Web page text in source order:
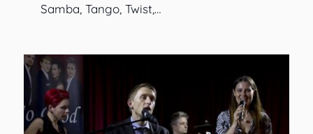
Samba, Tango, Twist,…